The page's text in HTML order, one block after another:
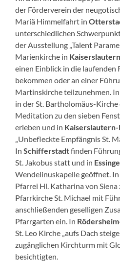
der Förderverein der
Mariä Himmelfahrt in
unterschiedlichen
der Ausstellung „Talent
Marienkirche in Kaiserslautern
einen Einblick in die laufenden
bekommen oder an einer
Martinskirche teilzunehmen. In
in der St. Bartholomäus-
Meditation zu den sieben
erleben und in
„Unbefleckte Empfängnis St.
InSchifferstadtfinden
St. Jakobus statt und in
Wendelinuskapelle geöffnet. In
Pfarrei Hl. Katharina von Siena
Pfarrkirche St. Michael mit
anschließenden geselligen
Pfarrgarten ein. In
St. Leo Kirche „aufs Dach
zugänglichen Kirchturm mit
besichtigten.